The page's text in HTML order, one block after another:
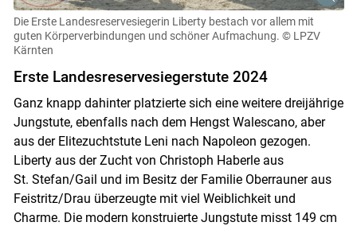
Die Erste Landesreservesiegerin Liberty bestach vor allem mit
guten Körperverbindungen und schöner Aufmachung. © LPZV
Kärnten
Erste Landesreservesiegerstute 2024
Ganz knapp dahinter platzierte sich eine weitere dreijährige
Jungstute, ebenfalls nach dem Hengst Walescano, aber
aus der Elitezuchtstute Leni nach Napoleon gezogen.
Liberty aus der Zucht von Christoph Haberle aus
St. Stefan/​Gail und im Besitz der Familie Oberrauner aus
Feistritz/​Drau überzeugte mit viel Weiblichkeit und
Charme. Die modern konstruierte Jungstute misst 149 cm